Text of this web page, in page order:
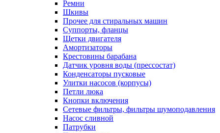
Ремни
Шкивы
Прочее для стиральных машин
Суппорты, фланцы
Щетки двигателя
Амортизаторы
Крестовины барабана
Датчик уровня воды (прессостат)
Конденсаторы пусковые
Улитки насосов (корпусы)
Петли люка
Кнопки включения
Сетевые фильтры, фильтры шумоподавления
Насос сливной
Патрубки